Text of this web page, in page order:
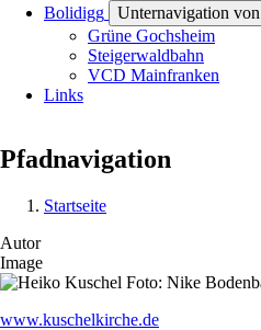
Bolidigg
Unternavigation
Grüne Gochsheim
Steigerwaldbahn
VCD Mainfranken
Links
Pfadnavigation
Startseite
Autor
Image
www.kuschelkirche.de